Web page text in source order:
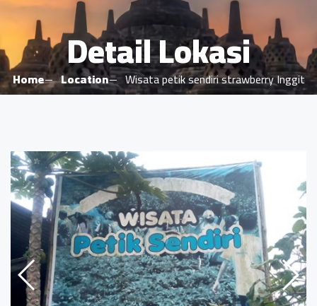
Detail Lokasi
Home Location Wisata petik sendiri strawberry Inggit